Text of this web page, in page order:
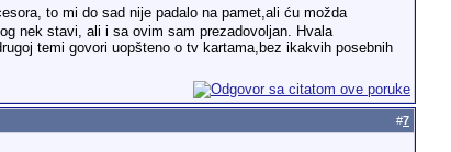
to mi do sad nije padalo na pamet,ali ću možda
nek stavi, ali i sa ovim sam prezadovoljan. Hvala
temi govori uopšteno o tv kartama,bez ikakvih posebnih
#7